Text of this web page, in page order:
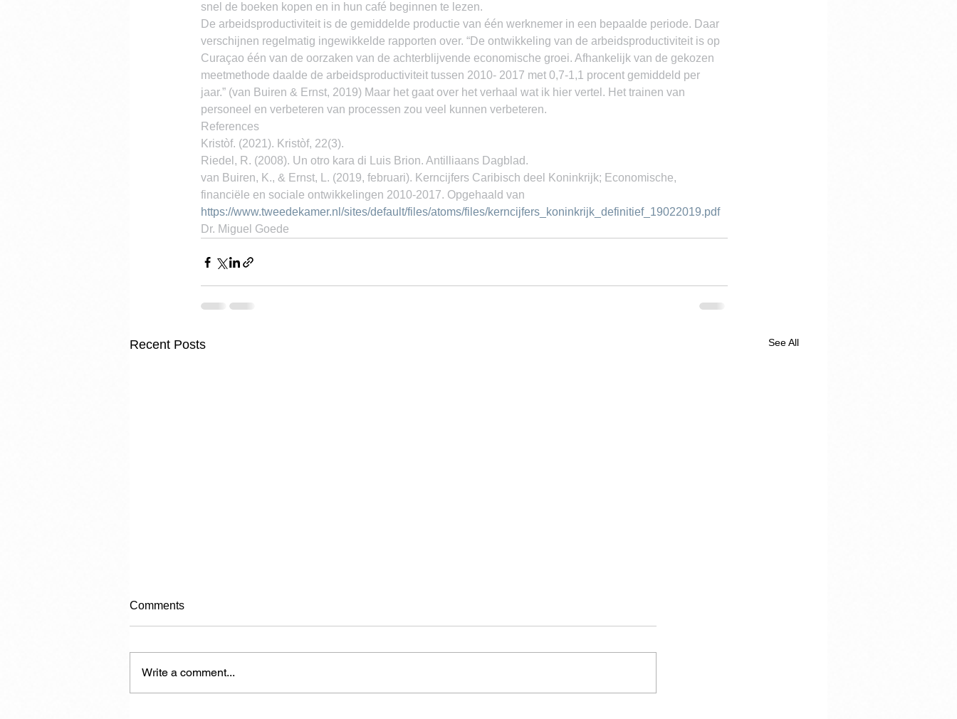
snel de boeken kopen en in hun café beginnen te lezen.
De arbeidsproductiviteit is de gemiddelde productie van één werknemer in een bepaalde periode. Daar
verschijnen regelmatig ingewikkelde rapporten over. “De ontwikkeling van de arbeidsproductiviteit is op
Curaçao één van de oorzaken van de achterblijvende economische groei. Afhankelijk van de gekozen
meetmethode daalde de arbeidsproductiviteit tussen 2010- 2017 met 0,7-1,1 procent gemiddeld per
jaar.” (van Buiren & Ernst, 2019) Maar het gaat over het verhaal wat ik hier vertel. Het trainen van
personeel en verbeteren van processen zou veel kunnen verbeteren.
References
Kristòf. (2021). Kristòf, 22(3).
Riedel, R. (2008). Un otro kara di Luis Brion. Antilliaans Dagblad.
van Buiren, K., & Ernst, L. (2019, februari). Kerncijfers Caribisch deel Koninkrijk; Economische,
financiële en sociale ontwikkelingen 2010-2017. Opgehaald van
https://www.tweedekamer.nl/sites/default/files/atoms/files/kerncijfers_koninkrijk_definitief_19022019.pdf
Dr. Miguel Goede
Recent Posts See All
Carrying Capacity
Curaçao in Our Hearts
Comments
Write a comment...